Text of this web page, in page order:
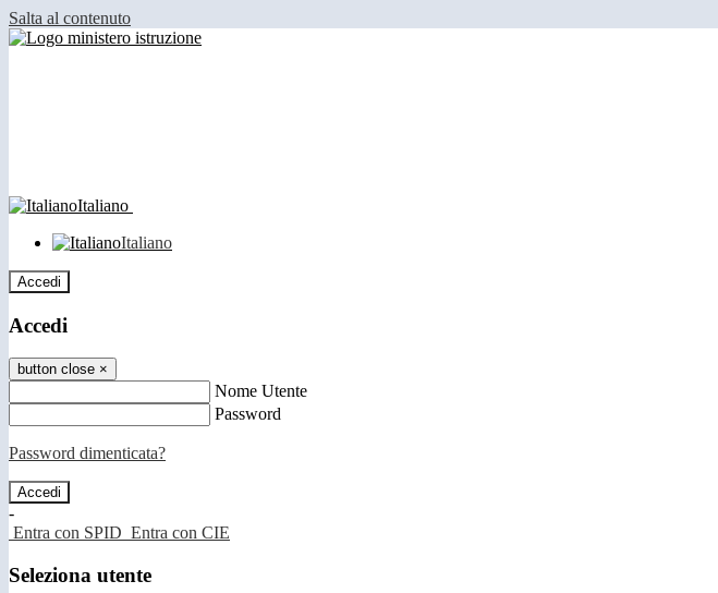
Salta al contenuto
Italiano
Italiano
Accedi
Accedi
button close ×
Nome Utente
Password
Password dimenticata?
-
Entra con SPID Entra con CIE
Seleziona utente